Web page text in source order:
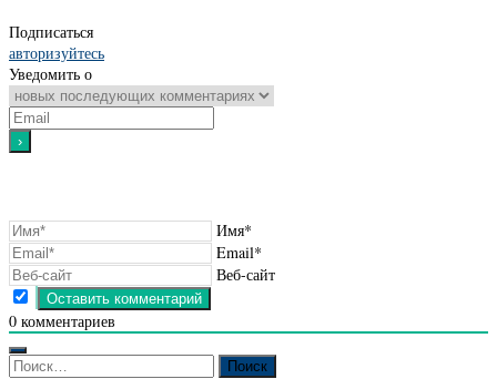
Подписаться
авторизуйтесь
Уведомить о
Имя*
Email*
Веб-сайт
0 комментариев
Найти: